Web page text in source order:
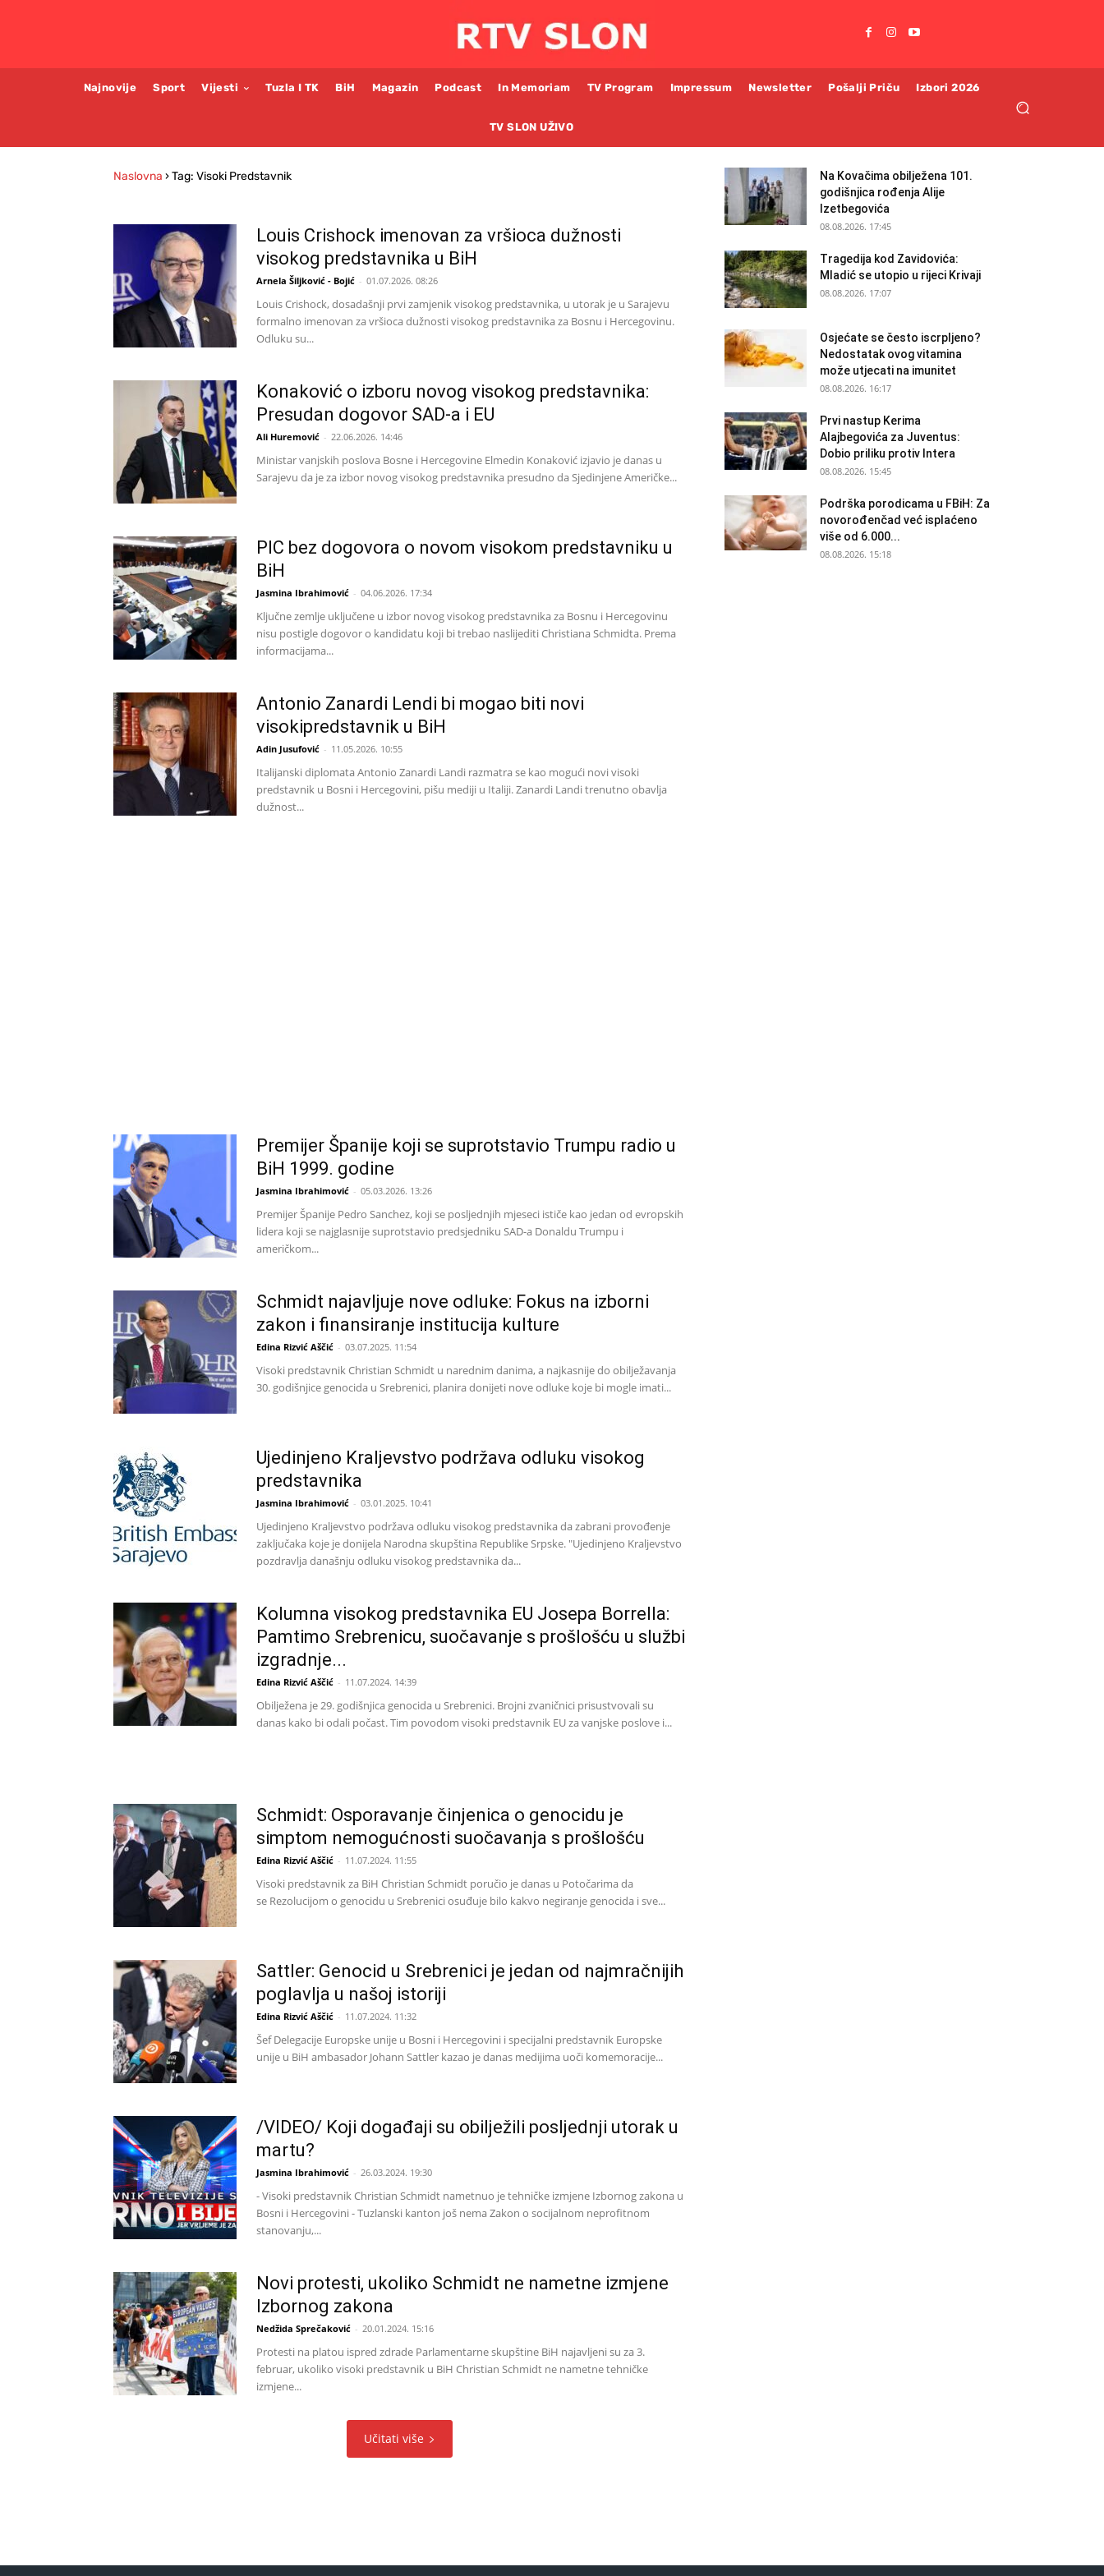
Najnovije Sport Vijesti Tuzla I TK BiH Magazin Podcast In Memoriam TV Program Impressum Newsletter Pošalji Priču Izbori 2026
TV SLON UŽIVO
Naslovna ›Tag: Visoki Predstavnik
Louis Crishock imenovan za vršioca dužnosti
visokog predstavnika u BiH
Arnela Šiljković - Bojić - 01.07.2026. 08:26
Louis Crishock, dosadašnji prvi zamjenik visokog predstavnika, u utorak je u Sarajevu
formalno imenovan za vršioca dužnosti visokog predstavnika za Bosnu i Hercegovinu.
Odluku su...
Konaković o izboru novog visokog predstavnika:
Presudan dogovor SAD-a i EU
Ali Huremović - 22.06.2026. 14:46
Ministar vanjskih poslova Bosne i Hercegovine Elmedin Konaković izjavio je danas u
Sarajevu da je za izbor novog visokog predstavnika presudno da Sjedinjene Američke...
PIC bez dogovora o novom visokom predstavniku u
BiH
Jasmina Ibrahimović - 04.06.2026. 17:34
Ključne zemlje uključene u izbor novog visokog predstavnika za Bosnu i Hercegovinu
nisu postigle dogovor o kandidatu koji bi trebao naslijediti Christiana Schmidta. Prema
informacijama...
Antonio Zanardi Lendi bi mogao biti novi
visokipredstavnik u BiH
Adin Jusufović - 11.05.2026. 10:55
Italijanski diplomata Antonio Zanardi Landi razmatra se kao mogući novi visoki
predstavnik u Bosni i Hercegovini, pišu mediji u Italiji. Zanardi Landi trenutno obavlja
dužnost...
Premijer Španije koji se suprotstavio Trumpu radio u
BiH 1999. godine
Jasmina Ibrahimović - 05.03.2026. 13:26
Premijer Španije Pedro Sanchez, koji se posljednjih mjeseci ističe kao jedan od evropskih
lidera koji se najglasnije suprotstavio predsjedniku SAD-a Donaldu Trumpu i
američkom...
Schmidt najavljuje nove odluke: Fokus na izborni
zakon i finansiranje institucija kulture
Edina Rizvić Aščić - 03.07.2025. 11:54
Visoki predstavnik Christian Schmidt u narednim danima, a najkasnije do obilježavanja
30. godišnjice genocida u Srebrenici, planira donijeti nove odluke koje bi mogle imati...
Ujedinjeno Kraljevstvo podržava odluku visokog
predstavnika
Jasmina Ibrahimović - 03.01.2025. 10:41
Ujedinjeno Kraljevstvo podržava odluku visokog predstavnika da zabrani provođenje
zaključaka koje je donijela Narodna skupština Republike Srpske. "Ujedinjeno Kraljevstvo
pozdravlja današnju odluku visokog predstavnika da...
Kolumna visokog predstavnika EU Josepa Borrella:
Pamtimo Srebrenicu, suočavanje s prošlošću u službi
izgradnje...
Edina Rizvić Aščić - 11.07.2024. 14:39
Obilježena je 29. godišnjica genocida u Srebrenici. Brojni zvaničnici prisustvovali su
danas kako bi odali počast. Tim povodom visoki predstavnik EU za vanjske poslove i...
Schmidt: Osporavanje činjenica o genocidu je
simptom nemogućnosti suočavanja s prošlošću
Edina Rizvić Aščić - 11.07.2024. 11:55
Visoki predstavnik za BiH Christian Schmidt poručio je danas u Potočarima da
se Rezolucijom o genocidu u Srebrenici osuđuje bilo kakvo negiranje genocida i sve...
Sattler: Genocid u Srebrenici je jedan od najmračnijih
poglavlja u našoj istoriji
Edina Rizvić Aščić - 11.07.2024. 11:32
Šef Delegacije Europske unije u Bosni i Hercegovini i specijalni predstavnik Europske
unije u BiH ambasador Johann Sattler kazao je danas medijima uoči komemoracije...
/VIDEO/ Koji događaji su obilježili posljednji utorak u
martu?
Jasmina Ibrahimović - 26.03.2024. 19:30
- Visoki predstavnik Christian Schmidt nametnuo je tehničke izmjene Izbornog zakona u
Bosni i Hercegovini - Tuzlanski kanton još nema Zakon o socijalnom neprofitnom
stanovanju,...
Novi protesti, ukoliko Schmidt ne nametne izmjene
Izbornog zakona
Nedžida Sprečaković - 20.01.2024. 15:16
Protesti na platou ispred zdrade Parlamentarne skupštine BiH najavljeni su za 3.
februar, ukoliko visoki predstavnik u BiH Christian Schmidt ne nametne tehničke
izmjene...
Učitati više
Na Kovačima obilježena 101.
godišnjica rođenja Alije
Izetbegovića
08.08.2026. 17:45
Tragedija kod Zavidovića:
Mladić se utopio u rijeci Krivaji
08.08.2026. 17:07
Osjećate se često iscrpljeno?
Nedostatak ovog vitamina
može utjecati na imunitet
08.08.2026. 16:17
Prvi nastup Kerima
Alajbegovića za Juventus:
Dobio priliku protiv Intera
08.08.2026. 15:45
Podrška porodicama u FBiH: Za
novorođenčad već isplaćeno
više od 6.000...
08.08.2026. 15:18